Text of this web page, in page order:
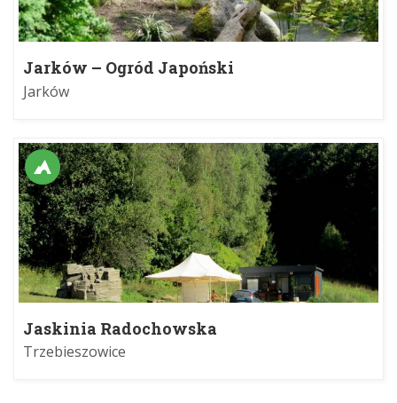
Jarków – Ogród Japoński
Jarków
Jaskinia Radochowska
Trzebieszowice